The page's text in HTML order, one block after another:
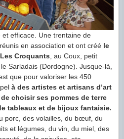
et efficace. Une trentaine de
en association et ont créé le
Croquants , au Coux, petit
Sarladais (Dordogne). Jusque-là,
que pour valoriser les 450
à des artistes et artisans d’art
choisir ses pommes de terre
tableaux et de bijoux fantaisie.
porc, des volailles, du bœuf, du
et légumes, du vin, du miel, des